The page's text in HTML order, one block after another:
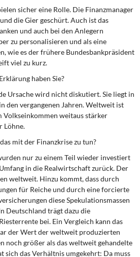
sicher eine Rolle. Die Finanzmanager
die Gier geschürt. Auch ist das
und auch bei den Anlegern
zu personalisieren und als eine
wie es der frühere Bundesbankpräsident
viel zu kurz.
haben Sie?
Ursache wird nicht diskutiert. Sie liegt in
den vergangenen Jahren. Weltweit ist
Volkseinkommen weitaus stärker
Löhne.
mit der Finanzkrise zu tun?
nur zu einem Teil wieder investiert
in die Realwirtschaft zurück. Der
weltweit. Hinzu kommt, dass durch
für Reiche und durch eine forcierte
diese Spekulationsmassen
Deutschland trägt dazu die
bei. Ein Vergleich kann das
der Wert der weltweit produzierten
noch größer als das weltweit gehandelte
sich das Verhältnis umgekehrt: Da muss